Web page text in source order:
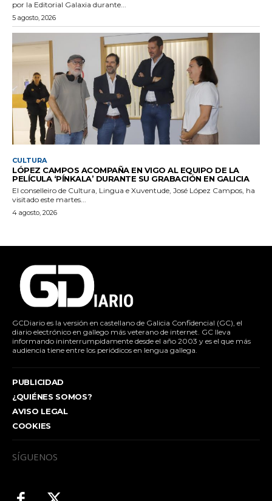
por la Editorial Galaxia durante...
5 agosto, 2026
CULTURA
LÓPEZ CAMPOS ACOMPAÑA EN VIGO AL EQUIPO DE LA
PELÍCULA ‘PÍNKALA’ DURANTE SU GRABACIÓN EN GALICIA
El conselleiro de Cultura, Lingua e Xuventude, José López Campos, ha
visitado este martes...
4 agosto, 2026
GCDiario es la versión en castellano de Galicia Confidencial (GC), el
diario electrónico en gallego más veterano de internet. GC lleva
informando ininterrumpidamente desde el año 2003 y es el que más
audiencia tiene entre los periódicos en lengua gallega.
PUBLICIDAD
¿QUIÉNES SOMOS?
AVISO LEGAL
COOKIES
SÍGUENOS